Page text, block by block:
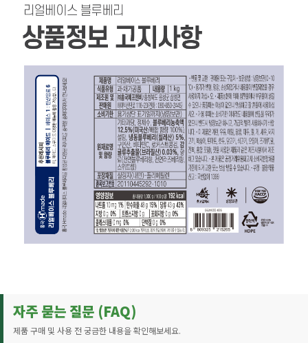
자주 묻는 질문 (FAQ)
제품 구매 및 사용 전 궁금한 내용을 확인해보세요.